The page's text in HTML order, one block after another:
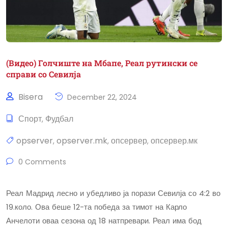
(Видео) Голчиште на Мбапе, Реал рутински се
справи со Севилја
Bisera December 22, 2024
Спорт, Фудбал
opserver, opserver.mk, опсервер, опсервер.мк
0 Comments
Реал Мадрид лесно и убедливо ја порази Севилја со 4:2 во
19.коло. Ова беше 12-та победа за тимот на Карло
Анчелоти оваа сезона од 18 натпревари. Реал има бод